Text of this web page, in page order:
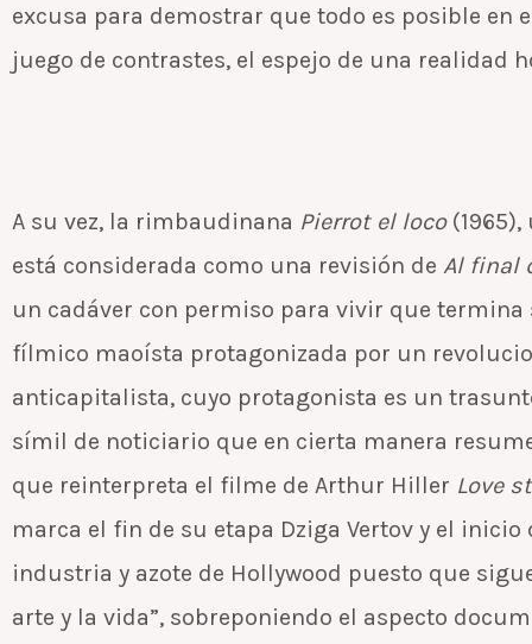
excusa para demostrar que todo es posible
juego de contrastes, el espejo de una realidad
A su vez, la rimbaudinana Pierrot el loco(1965),
está considerada como una revisión de Al final
un cadáver con permiso para vivir que
fílmico maoísta protagonizada por un
anticapitalista, cuyo protagonista es un
símil de noticiario que en cierta manera
que reinterpreta el filme de Arthur Hiller Love
marca el fin de su etapa Dziga Vertov y el
industria y azote de Hollywood puesto que
arte y la vida”, sobreponiendo el aspecto